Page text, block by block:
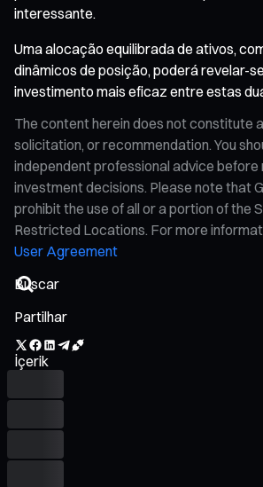
interessante.
Uma alocação equilibrada de ativos,
dinâmicos de posição, poderá revelar-
investimento mais eficaz entre estas
The content herein does not constitute
solicitation, or recommendation. You
independent professional advice before
investment decisions. Please note that
prohibit the use of all or a portion of the
Restricted Locations. For more
User Agreement
Partilhar
İçerik